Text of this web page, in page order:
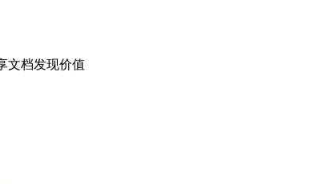
文档发现价值